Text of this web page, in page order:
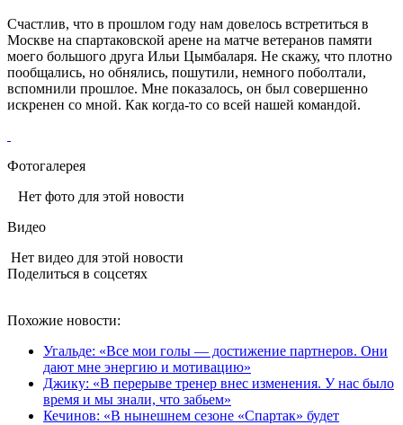
Счастлив, что в прошлом году нам довелось встретиться в
Москве на спартаковской арене на матче ветеранов памяти
моего большого друга Ильи Цымбаларя. Не скажу, что плотно
пообщались, но обнялись, пошутили, немного поболтали,
вспомнили прошлое. Мне показалось, он был совершенно
искренен со мной. Как когда-то со всей нашей командой.
Фотогалерея
Нет фото для этой новости
Видео
Нет видео для этой новости
Поделиться в соцсетях
Похожие новости:
Угальде: «Все мои голы — достижение партнеров. Они
дают мне энергию и мотивацию»
Джику: «В перерыве тренер внес изменения. У нас было
время и мы знали, что забьем»
Кечинов: «В нынешнем сезоне «Спартак» будет